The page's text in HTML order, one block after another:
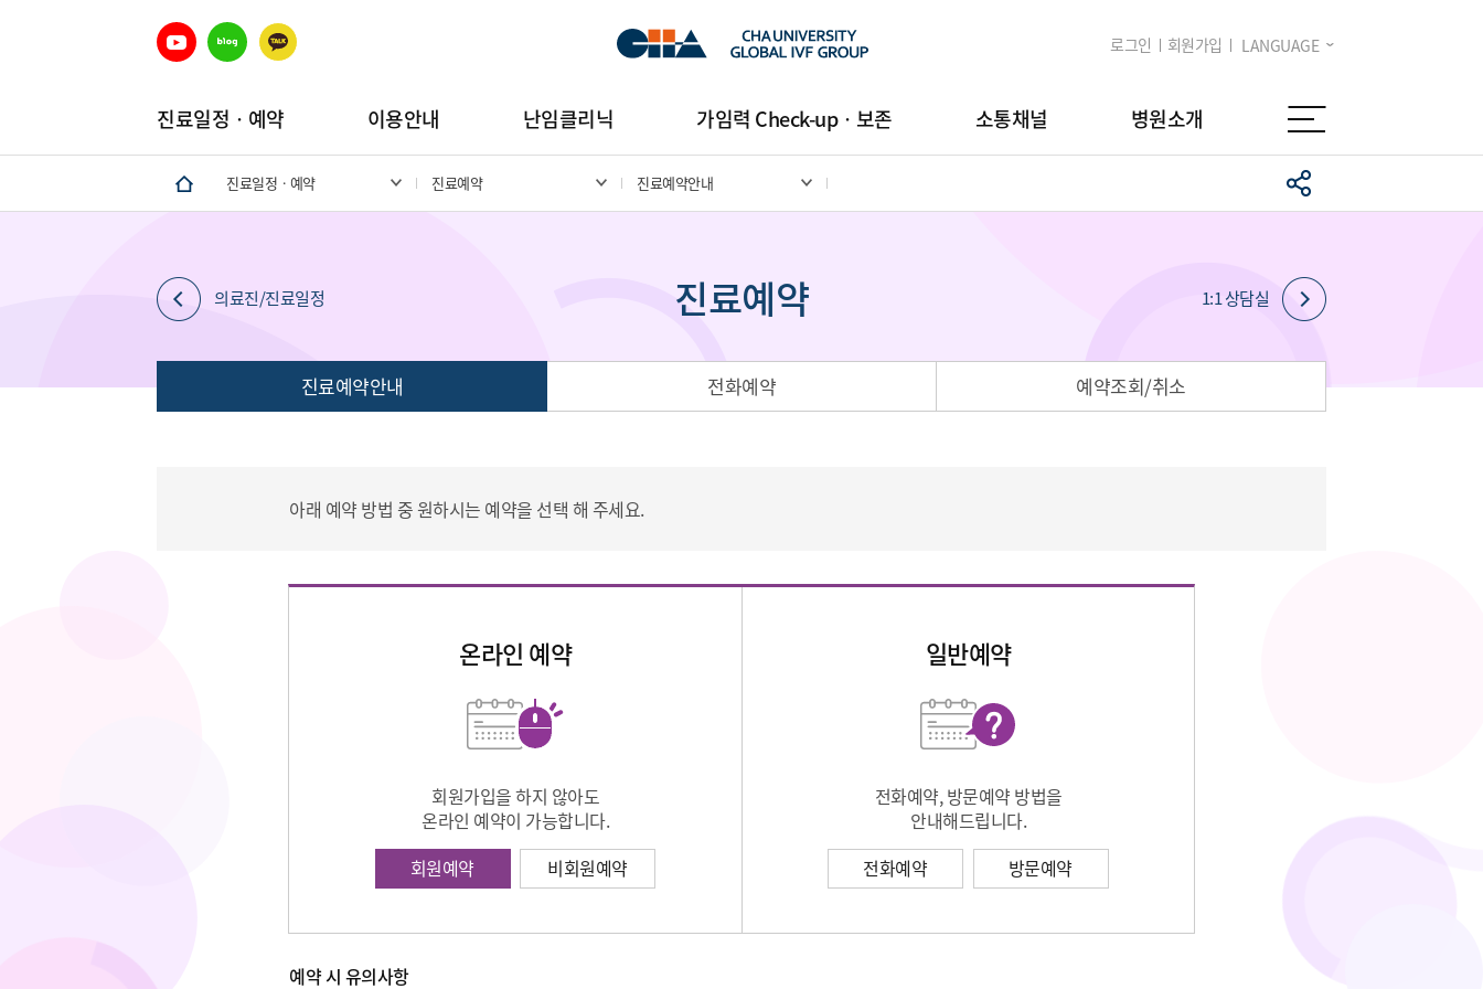
로그인 회원가입 LANGUAGE
진료일정ㆍ예약 이용안내 난임클리닉 가임력 Check-upㆍ보존 소통채널 병원소개
진료일정ㆍ예약 진료예약 진료예약안내
의료진/진료일정 진료예약 1:1 상담실
진료예약안내 전화예약 예약조회/취소
아래 예약 방법 중 원하시는 예약을 선택 해 주세요.
온라인 예약
회원가입을 하지 않아도
온라인 예약이 가능합니다.
회원예약
비회원예약
일반예약
전화예약, 방문예약 방법을
안내해드립니다.
전화예약
방문예약
예약 시 유의사항